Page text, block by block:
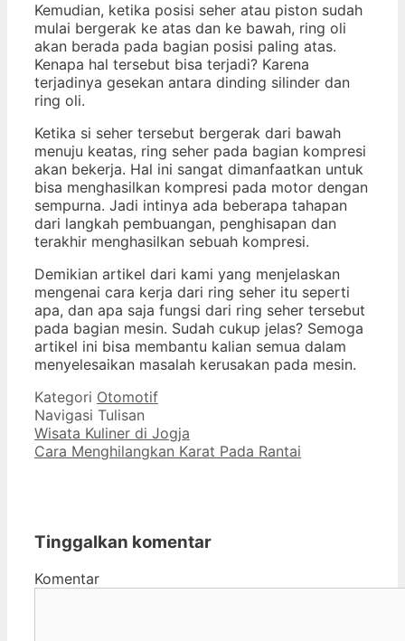
Kemudian, ketika posisi seher atau piston sudah
mulai bergerak ke atas dan ke bawah, ring oli
akan berada pada bagian posisi paling atas.
Kenapa hal tersebut bisa terjadi? Karena
terjadinya gesekan antara dinding silinder dan
ring oli.
Ketika si seher tersebut bergerak dari bawah
menuju keatas, ring seher pada bagian kompresi
akan bekerja. Hal ini sangat dimanfaatkan untuk
bisa menghasilkan kompresi pada motor dengan
sempurna. Jadi intinya ada beberapa tahapan
dari langkah pembuangan, penghisapan dan
terakhir menghasilkan sebuah kompresi.
Demikian artikel dari kami yang menjelaskan
mengenai cara kerja dari ring seher itu seperti
apa, dan apa saja fungsi dari ring seher tersebut
pada bagian mesin. Sudah cukup jelas? Semoga
artikel ini bisa membantu kalian semua dalam
menyelesaikan masalah kerusakan pada mesin.
Kategori Otomotif
Navigasi Tulisan
Wisata Kuliner di Jogja
Cara Menghilangkan Karat Pada Rantai
Tinggalkan komentar
Komentar